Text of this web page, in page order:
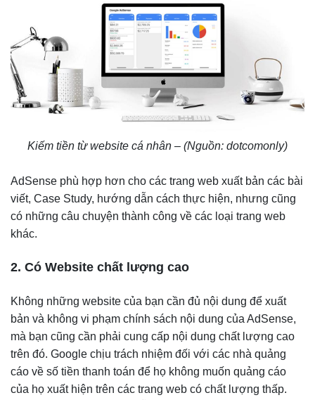
Kiếm tiền từ website cá nhân – (Nguồn: dotcomonly)
AdSense phù hợp hơn cho các trang web xuất bản các bài
viết, Case Study, hướng dẫn cách thực hiện, nhưng cũng
có những câu chuyện thành công về các loại trang web
khác.
2. Có Website chất lượng cao
Không những website của bạn cần đủ nội dung để xuất
bản và không vi phạm chính sách nội dung của AdSense,
mà bạn cũng cần phải cung cấp nội dung chất lượng cao
trên đó. Google chịu trách nhiệm đối với các nhà quảng
cáo về số tiền thanh toán để họ không muốn quảng cáo
của họ xuất hiện trên các trang web có chất lượng thấp.